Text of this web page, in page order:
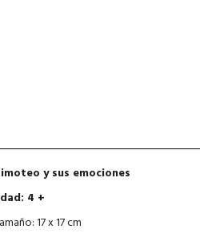
y sus emociones
4 +
17 x 17 cm